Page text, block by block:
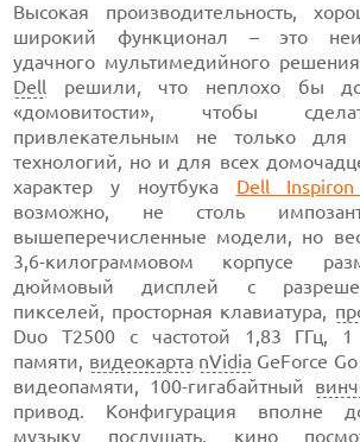
Высокая производительность,
широкий функционал – это
удачного мультимедийного
Dell решили, что неплохо бы
«домовитости», чтобы
привлекательным не только для
технологий, но и для всех
характер у ноутбука Dell
возможно, не столь
вышеперечисленные модели, но
3,6-килограммовом корпусе
дюймовый дисплей с
пикселей, просторная клавиатура,
Duo T2500 с частотой 1,83 ГГц, 1
памяти, видеокарта nVidia GeForce
видеопамяти, 100-гигабайтный
привод. Конфигурация вполне
музыку послушать, кино